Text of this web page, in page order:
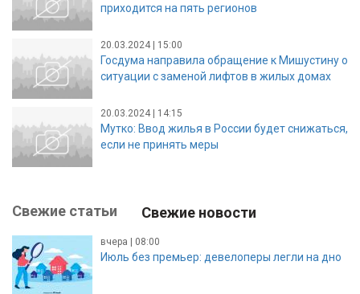
приходится на пять регионов
20.03.2024 | 15:00
Госдума направила обращение к Мишустину о
ситуации с заменой лифтов в жилых домах
20.03.2024 | 14:15
Мутко: Ввод жилья в России будет снижаться,
если не принять меры
Свежие статьи Свежие новости
вчера | 08:00
Июль без премьер: девелоперы легли на дно